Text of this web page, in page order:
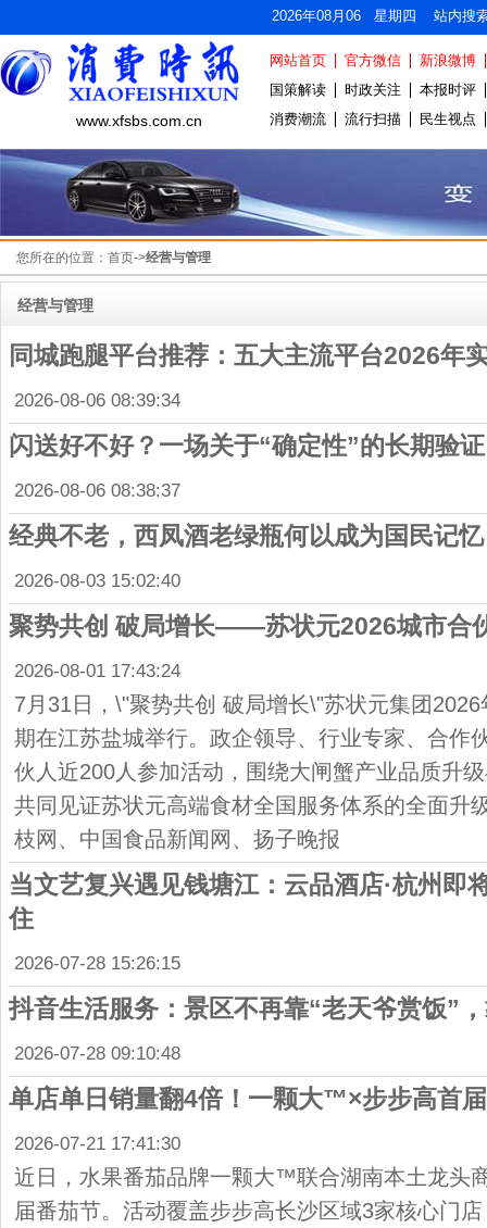
2026年08月06 星期四 站内搜
www.xfsbs.com.cn
网站首页 官方微信
新浪微博
国策解读
时政关注
本报时评
消费潮流
流行扫描 民生视点
您所在的位置： 首页->经营与管理
经营与管理
同城跑腿平台推荐：五大主流平台2026年
2026-08-06 08:39:34
闪送好不好？一场关于“确定性”的长期验证
2026-08-06 08:38:37
经典不老，西凤酒老绿瓶何以成为国民记忆
2026-08-03 15:02:40
聚势共创 破局增长——苏状元2026城市合
2026-08-01 17:43:24
7月31日，\"聚势共创 破局增长\"苏状元集团
期在江苏盐城举行。政企领导、行业专家、合作
伙人近200人参加活动，围绕大闸蟹产业品质升
共同见证苏状元高端食材全国服务体系的全面升
枝网、中国食品新闻网、扬子晚报
当文艺复兴遇见钱塘江：云品酒店·杭州即
住
2026-07-28 15:26:15
抖音生活服务：景区不再靠“老天爷赏饭”
2026-07-28 09:10:48
单店单日销量翻4倍！一颗大™×步步高首
2026-07-21 17:41:30
近日，水果番茄品牌一颗大™联合湖南本土龙头
届番茄节。活动覆盖步步高长沙区域3家核心门